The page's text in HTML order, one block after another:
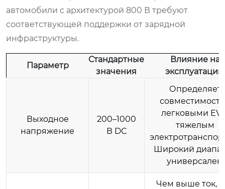
автомобили с архитектурой 800 В требуют
соответствующей поддержки от зарядной
инфраструктуры.
Параметр
Стандартные
значения
Влияние на
эксплуатацию
Выходное
напряжение
200–1000
В DC
Определяет
легковыми EV
тяжелым
Широкий
универсален.
Чем выше ток,